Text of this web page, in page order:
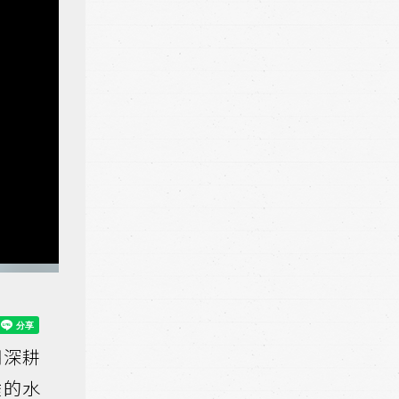
耕
水